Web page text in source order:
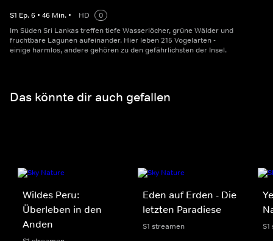
S1 Ep.6 • 46 Min. • HD
0
Im Süden Sri Lankas treffen tiefe Wasserlöcher, grüne Wälder und
fruchtbare Lagunen aufeinander. Hier leben 215 Vogelarten -
einige harmlos, andere gehören zu den gefährlichsten der Insel.
Das könnte dir auch gefallen
Wildes Peru:
Überleben in den
Anden
Eden auf Erden - Die
letzten Paradiese
S1 streamen